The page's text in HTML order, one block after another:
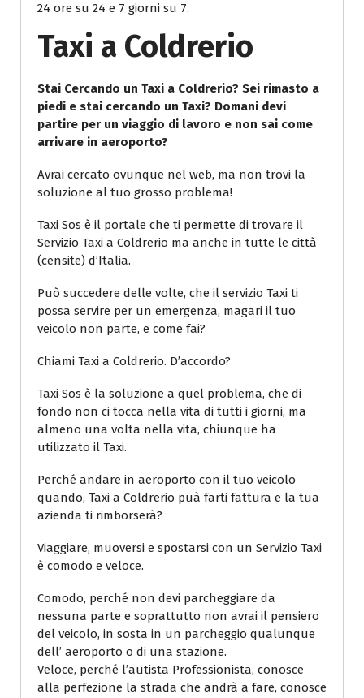
24 ore su 24 e 7 giorni su 7.
Taxi a Coldrerio
Stai Cercando un Taxi a Coldrerio? Sei rimasto a
piedi e stai cercando un Taxi? Domani devi
partire per un viaggio di lavoro e non sai come
arrivare in aeroporto?
Avrai cercato ovunque nel web, ma non trovi la
soluzione al tuo grosso problema!
Taxi Sos è il portale che ti permette di trovare il
Servizio Taxi a Coldrerio ma anche in tutte le città
(censite) d’Italia.
Può succedere delle volte, che il servizio Taxi ti
possa servire per un emergenza, magari il tuo
veicolo non parte, e come fai?
Chiami Taxi a Coldrerio. D’accordo?
Taxi Sos è la soluzione a quel problema, che di
fondo non ci tocca nella vita di tutti i giorni, ma
almeno una volta nella vita, chiunque ha
utilizzato il Taxi.
Perché andare in aeroporto con il tuo veicolo
quando, Taxi a Coldrerio puà farti fattura e la tua
azienda ti rimborserà?
Viaggiare, muoversi e spostarsi con un Servizio Taxi
è comodo e veloce.
Comodo, perché non devi parcheggiare da
nessuna parte e soprattutto non avrai il pensiero
del veicolo, in sosta in un parcheggio qualunque
dell’ aeroporto o di una stazione.
Veloce, perché l’autista Professionista, conosce
alla perfezione la strada che andrà a fare, conosce